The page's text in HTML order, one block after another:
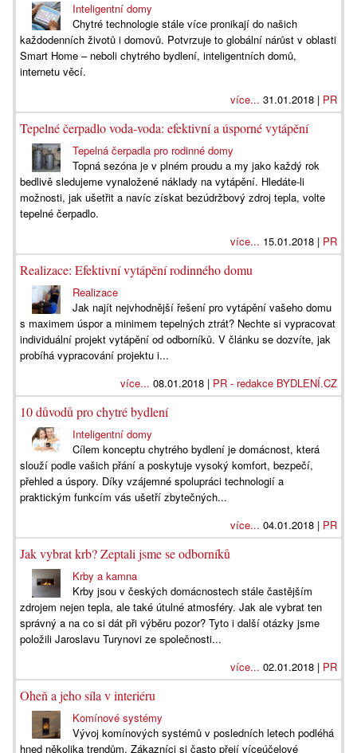
Inteligentní domy
Chytré technologie stále více pronikají do našich
každodenních životů i domovů. Potvrzuje to globální nárůst v oblasti
Smart Home – neboli chytrého bydlení, inteligentních domů,
internetu věcí.
více... 31.01.2018 | PR
Tepelné čerpadlo voda-voda: efektivní a úsporné vytápění
Tepelná čerpadla pro rodinné domy
Topná sezóna je v plném proudu a my jako každý rok
bedlivě sledujeme vynaložené náklady na vytápění. Hledáte-li
možnosti, jak ušetřit a navíc získat bezúdržbový zdroj tepla, volte
tepelné čerpadlo.
více... 15.01.2018 | PR
Realizace: Efektivní vytápění rodinného domu
Realizace
Jak najít nejvhodnější řešení pro vytápění vašeho domu
s maximem úspor a minimem tepelných ztrát? Nechte si vypracovat
individuální projekt vytápění od odborníků. V článku se dozvíte, jak
probíhá vypracování projektu i...
více... 08.01.2018 | PR - redakce BYDLENÍ.CZ
10 důvodů pro chytré bydlení
Inteligentní domy
Cílem konceptu chytrého bydlení je domácnost, která
slouží podle vašich přání a poskytuje vysoký komfort, bezpečí,
přehled a úspory. Díky vzájemné spolupráci technologií a
praktickým funkcím vás ušetří zbytečných...
více... 04.01.2018 | PR
Jak vybrat krb? Zeptali jsme se odborníků
Krby a kamna
Krby jsou v českých domácnostech stále častějším
zdrojem nejen tepla, ale také útulné atmosféry. Jak ale vybrat ten
správný a na co si dát při výběru pozor? Tyto i další otázky jsme
položili Jaroslavu Turynovi ze společnosti...
více... 02.01.2018 | PR
Oheň a jeho síla v interiéru
Komínové systémy
Vývoj komínových systémů v posledních letech podléhá
hned několika trendům. Zákazníci si často přejí víceúčelové